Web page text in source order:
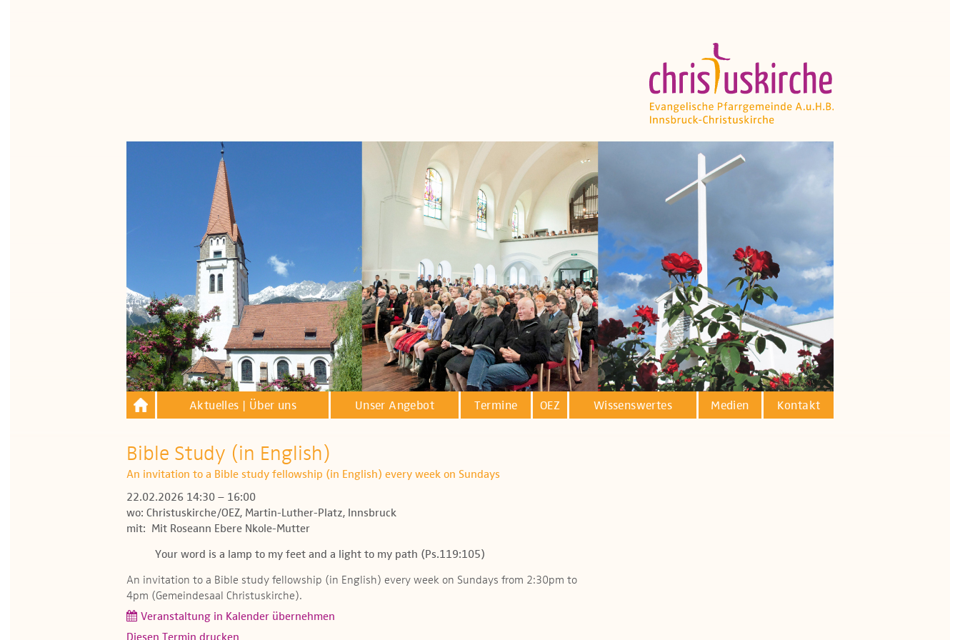
Aktuelles | Über uns Unser Angebot Termine OEZ Wissenswertes Medien Kontakt
Bible Study (in English)
An invitation to a Bible study fellowship (in English) every week on Sundays
22.02.2026 14:30 – 16:00
wo: Christuskirche/OEZ, Martin-Luther-Platz, Innsbruck
mit: Mit Roseann Ebere Nkole-Mutter
Your word is a lamp to my feet and a light to my path (Ps.119:105)
An invitation to a Bible study fellowship (in English) every week on Sundays from 2:30pm to
4pm (Gemeindesaal Christuskirche).
Veranstaltung in Kalender übernehmen